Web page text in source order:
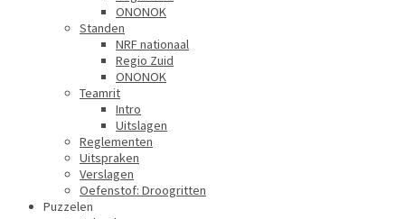
ONONOK
Standen
NRF nationaal
Regio Zuid
ONONOK
Teamrit
Intro
Uitslagen
Reglementen
Uitspraken
Verslagen
Oefenstof: Droogritten
Puzzelen